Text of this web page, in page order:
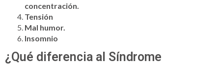
concentración.
Tensión
Mal humor.
Insomnio
¿Qué diferencia al Síndrome